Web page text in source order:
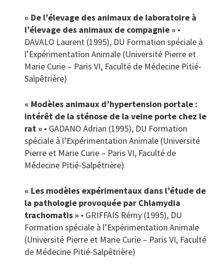
« De l’élevage des animaux de laboratoire à
l’élevage des animaux de compagnie » •
DAVALO Laurent (1995), DU Formation spéciale à
l’Expérimentation Animale (Université Pierre et
Marie Curie – Paris VI, Faculté de Médecine Pitié-
Salpêtrière)
« Modèles animaux d’hypertension portale :
intérêt de la sténose de la veine porte chez le
rat » • GADANO Adrian (1995), DU Formation
spéciale à l’Expérimentation Animale (Université
Pierre et Marie Curie – Paris VI, Faculté de
Médecine Pitié-Salpêtrière)
« Les modèles expérimentaux dans l’étude de
la pathologie provoquée par Chlamydia
trachomatis » • GRIFFAIS Rémy (1995), DU
Formation spéciale à l’Expérimentation Animale
(Université Pierre et Marie Curie – Paris VI, Faculté
de Médecine Pitié-Salpêtrière)